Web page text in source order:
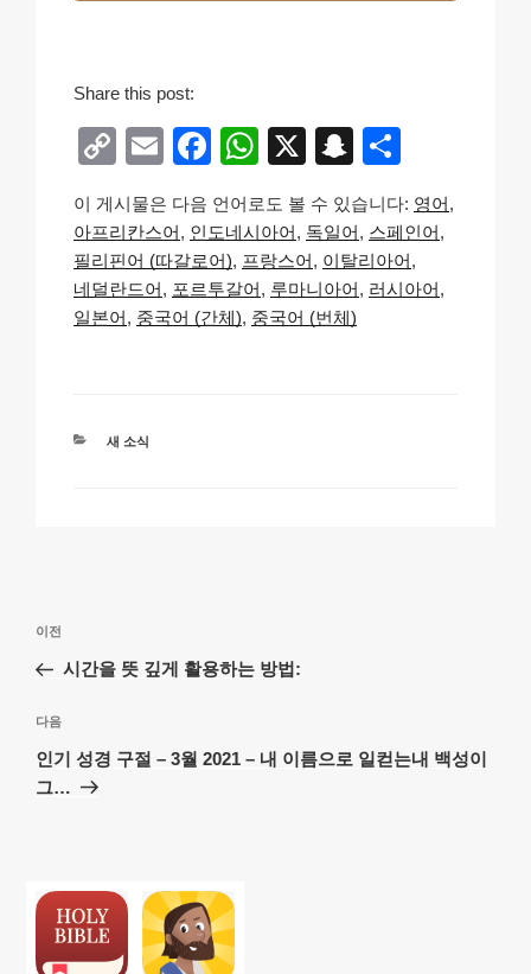
Share this post:
C
p
y
Li
n
E
ail
F
c
e
b
o
W
at
s
A
p
X
S
a
p
c
h
ar
e
이 게시물은 다음 언어로도 볼 수 있습니다: 영어
아프리칸스어
인도네시아어 독일어
스페인어
필리핀어 (따갈로어)
프랑스어
이탈리아어
네덜란드어
포르투갈어 루마니아어
러시아어
일본어
중국어 (간체) 중국어 (번체)
카
새 소식
색
이
전
이전
시간을 뜻 깊게 활용하는 방법:
다
음
글
다음
인기 성경 구절 – 3월 2021 – 내 이름으로 일컫는내 백성이
그…